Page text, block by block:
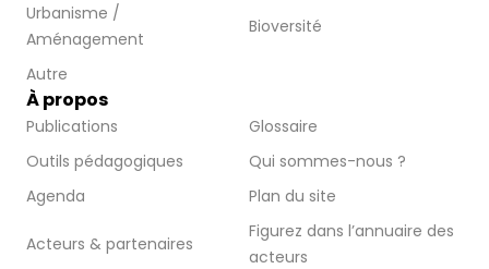
Urbanisme /
Aménagement
Bioversité
Autre
À propos
Publications
Glossaire
Outils pédagogiques
Qui sommes-nous ?
Agenda
Plan du site
Acteurs & partenaires
Figurez dans l’annuaire des
acteurs